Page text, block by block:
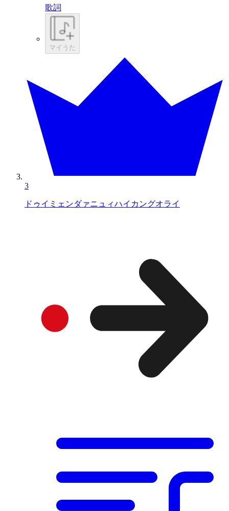
歌詞
マイうた
3
ドゥイミェンダァニュィハイカングオライ